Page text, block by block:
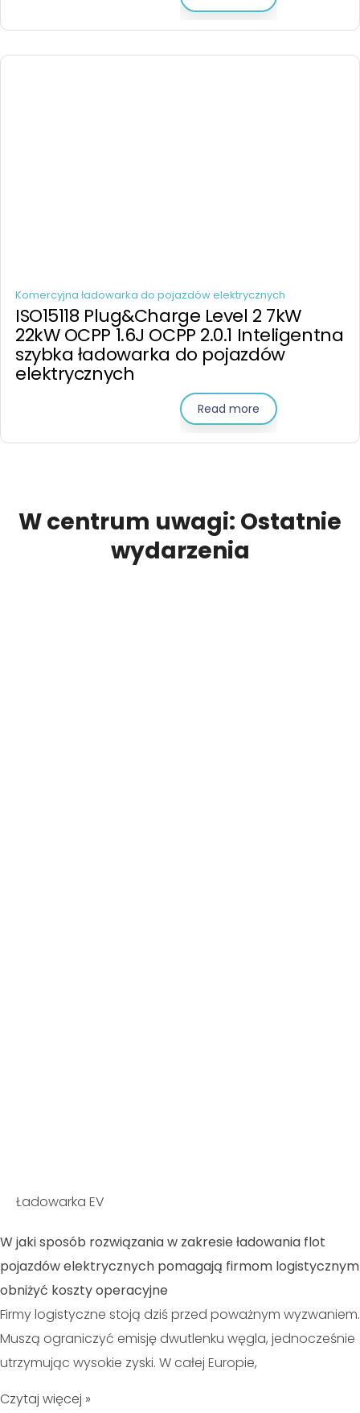
Komercyjna ładowarka do pojazdów elektrycznych
ISO15118 Plug&Charge Level 2 7kW
22kW OCPP 1.6J OCPP 2.0.1 Inteligentna
szybka ładowarka do pojazdów
elektrycznych
Read more
W centrum uwagi: Ostatnie
wydarzenia
Ładowarka EV
W jaki sposób rozwiązania w zakresie ładowania flot
pojazdów elektrycznych pomagają firmom logistycznym
obniżyć koszty operacyjne
Firmy logistyczne stoją dziś przed poważnym wyzwaniem.
Muszą ograniczyć emisję dwutlenku węgla, jednocześnie
utrzymując wysokie zyski. W całej Europie,
Czytaj więcej »